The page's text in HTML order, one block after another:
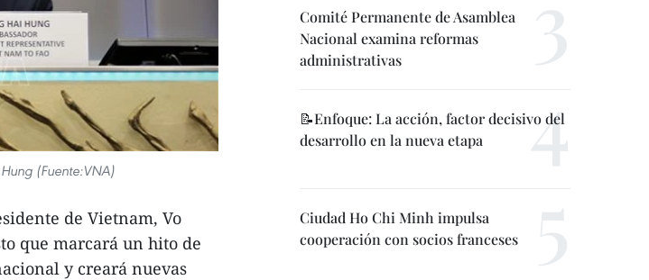
(Fuente:VNA)
de Vietnam, Vo
que marcará un hito de
y creará nuevas
Comité Permanente de Asamblea
Nacional examina reformas
administrativas
📝Enfoque: La acción, factor decisivo del
desarrollo en la nueva etapa
Ciudad Ho Chi Minh impulsa
cooperación con socios franceses